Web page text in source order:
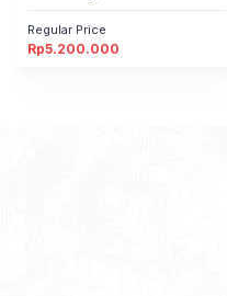
Regular Price
Rp5.200.000